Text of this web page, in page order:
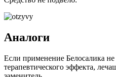
Аналоги
Если применение Белосалика не
терапевтического эффекта,